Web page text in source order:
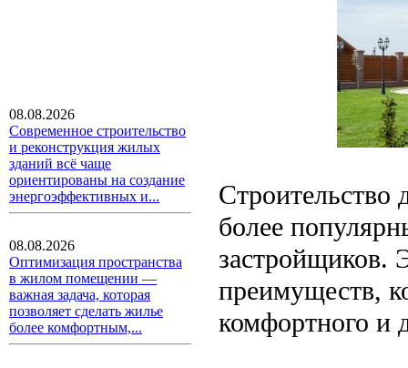
08.08.2026
Современное строительство
и реконструкция жилых
зданий всё чаще
ориентированы на создание
энергоэффективных и...
08.08.2026
Оптимизация пространства
в жилом помещении —
важная задача, которая
позволяет сделать жилье
более комфортным,...
Строительство
более
застройщиков.
преимуществ,
комфортного и